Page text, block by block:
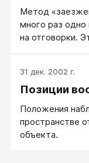
Метод
много раз одно
на отговорки.
31 дек. 2002 г.
Позиции
Положения
пространстве
объекта.